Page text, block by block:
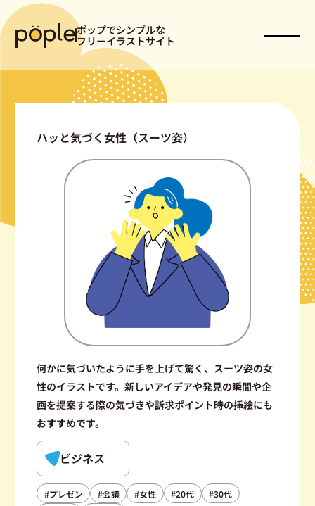
ポップでシンプルな
フリーイラストサイト
ハッと気づく女性（スーツ姿）
何かに気づいたように手を上げて驚く、スーツ姿の女
性のイラストです。新しいアイデアや発見の瞬間や企
画を提案する際の気づきや訴求ポイント時の挿絵にも
おすすめです。
ビジネス
#プレゼン #会議 #女性 #20代
#30代